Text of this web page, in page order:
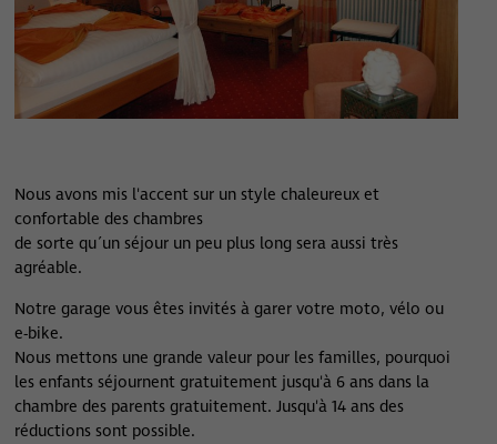
Nous avons mis l'accent sur un style chaleureux et
confortable des chambres
de sorte qu´un séjour un peu plus long sera aussi très
agréable.
Notre garage vous êtes invités à garer votre moto, vélo ou
e-bike.
Nous mettons une grande valeur pour les familles, pourquoi
les enfants séjournent gratuitement jusqu'à 6 ans dans la
chambre des parents gratuitement. Jusqu'à 14 ans des
réductions sont possible.